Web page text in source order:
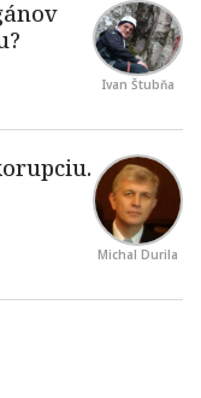
Ivan Štubňa
Michal Durila